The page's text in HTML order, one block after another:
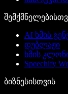
AI ხმის
დუბლაჟი
ხმის
Speechify
ბიზნესისთვის